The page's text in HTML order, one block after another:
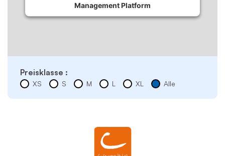
Management Platform
Preisklasse :
XS S M L XL Alle